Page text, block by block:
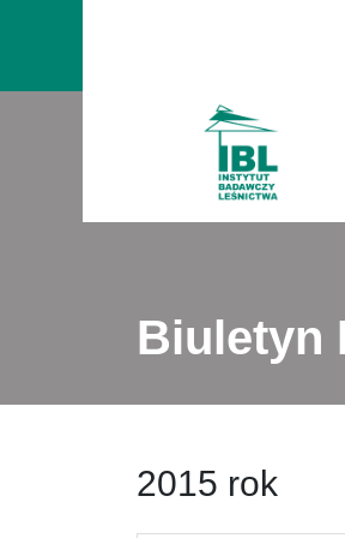
Biuletyn
2015 rok